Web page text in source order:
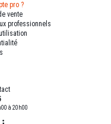
pro ?
vente
professionnels
à 20h00